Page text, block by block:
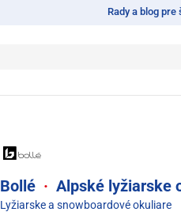
Rady a blog pre
Bollé · Alpské lyžiarske
Lyžiarske a snowboardové okuliare